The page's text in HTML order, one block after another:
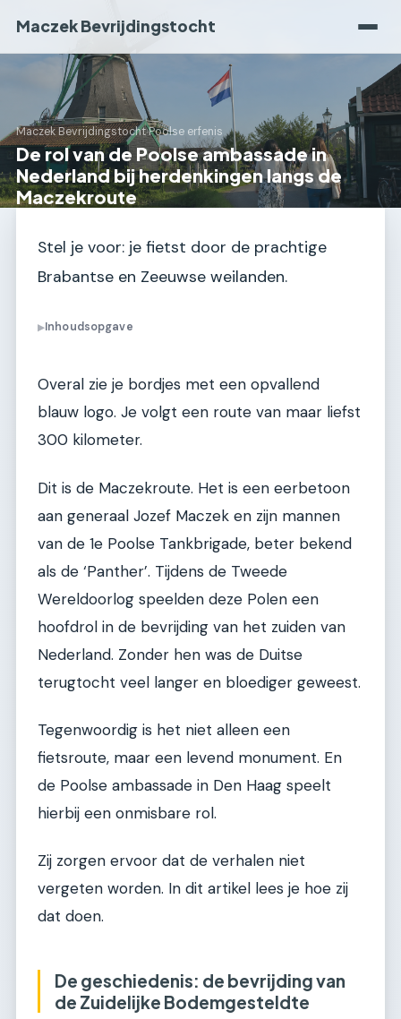
Maczek Bevrijdingstocht
Maczek Bevrijdingstocht›Poolse erfenis
De rol van de Poolse ambassade in
Nederland bij herdenkingen langs de
Maczekroute
Stel je voor: je fietst door de prachtige
Brabantse en Zeeuwse weilanden.
▶Inhoudsopgave
Overal zie je bordjes met een opvallend
blauw logo. Je volgt een route van maar liefst
300 kilometer.
Dit is de Maczekroute. Het is een eerbetoon
aan generaal Jozef Maczek en zijn mannen
van de 1e Poolse Tankbrigade, beter bekend
als de ‘Panther’. Tijdens de Tweede
Wereldoorlog speelden deze Polen een
hoofdrol in de bevrijding van het zuiden van
Nederland. Zonder hen was de Duitse
terugtocht veel langer en bloediger geweest.
Tegenwoordig is het niet alleen een
fietsroute, maar een levend monument. En
de Poolse ambassade in Den Haag speelt
hierbij een onmisbare rol.
Zij zorgen ervoor dat de verhalen niet
vergeten worden. In dit artikel lees je hoe zij
dat doen.
De geschiedenis: de bevrijding van
de Zuidelijke Bodemgesteldte